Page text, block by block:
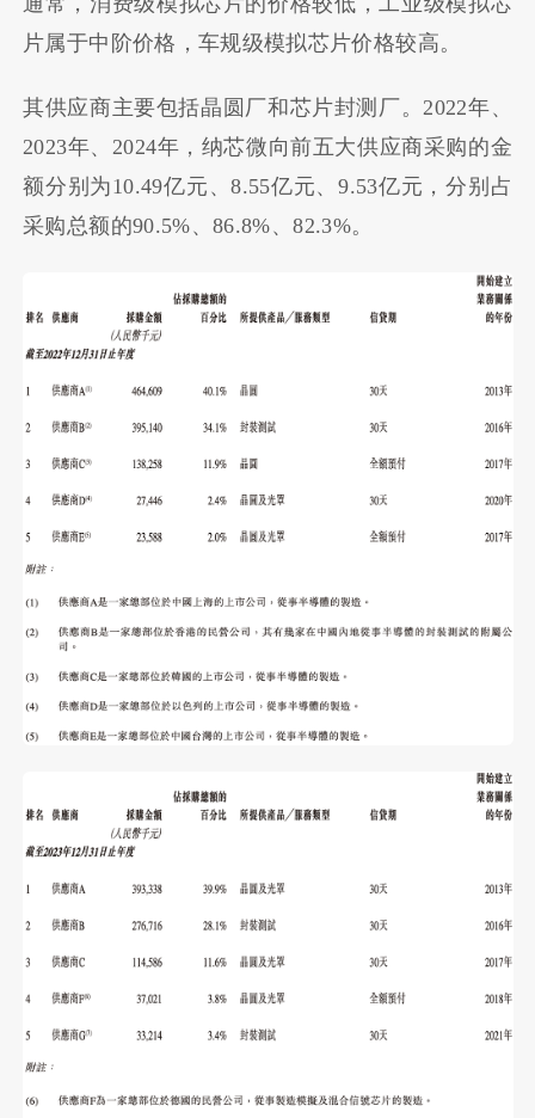
片属于中阶价格，车规级模拟芯片价格较高。
其供应商主要包括晶圆厂和芯片封测厂。2022年、
2023年、2024年，纳芯微向前五大供应商采购的金
额分别为10.49亿元、8.55亿元、9.53亿元，分别占
采购总额的90.5%、86.8%、82.3%。